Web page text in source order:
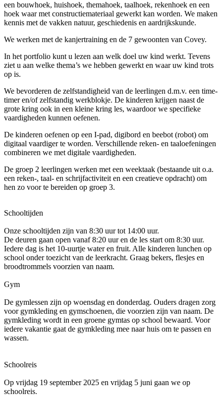
een bouwhoek, huishoek, themahoek, taalhoek, rekenhoek en een
hoek waar met constructiemateriaal gewerkt kan worden. We maken
kennis met de vakken natuur, geschiedenis en aardrijkskunde.
We werken met de kanjertraining en de 7 gewoonten van Covey.
In het portfolio kunt u lezen aan welk doel uw kind werkt. Tevens
ziet u aan welke thema’s we hebben gewerkt en waar uw kind trots
op is.
We bevorderen de zelfstandigheid van de leerlingen d.m.v. een time-
timer en/of zelfstandig werkblokje. De kinderen krijgen naast de
grote kring ook in een kleine kring les, waardoor we specifieke
vaardigheden kunnen oefenen.
De kinderen oefenen op een I-pad, digibord en beebot (robot) om
digitaal vaardiger te worden. Verschillende reken- en taaloefeningen
combineren we met digitale vaardigheden.
De groep 2 leerlingen werken met een weektaak (bestaande uit o.a.
een reken-, taal- en schrijfactiviteit en een creatieve opdracht) om
hen zo voor te bereiden op groep 3.
Schooltijden
Onze schooltijden zijn van 8:30 uur tot 14:00 uur.
De deuren gaan open vanaf 8:20 uur en de les start om 8:30 uur.
Iedere dag is het 10-uurtje water en fruit. Alle kinderen lunchen op
school onder toezicht van de leerkracht. Graag bekers, flesjes en
broodtrommels voorzien van naam.
Gym
De gymlessen zijn op woensdag en donderdag. Ouders dragen zorg
voor gymkleding en gymschoenen, die voorzien zijn van naam. De
gymkleding wordt in een groene gymtas op school bewaard. Voor
iedere vakantie gaat de gymkleding mee naar huis om te passen en
wassen.
Schoolreis
Op vrijdag 19 september 2025 en vrijdag 5 juni gaan we op
schoolreis.